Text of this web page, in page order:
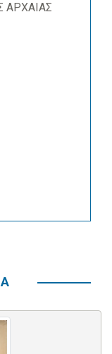
ΑΡΧΑΙΑΣ